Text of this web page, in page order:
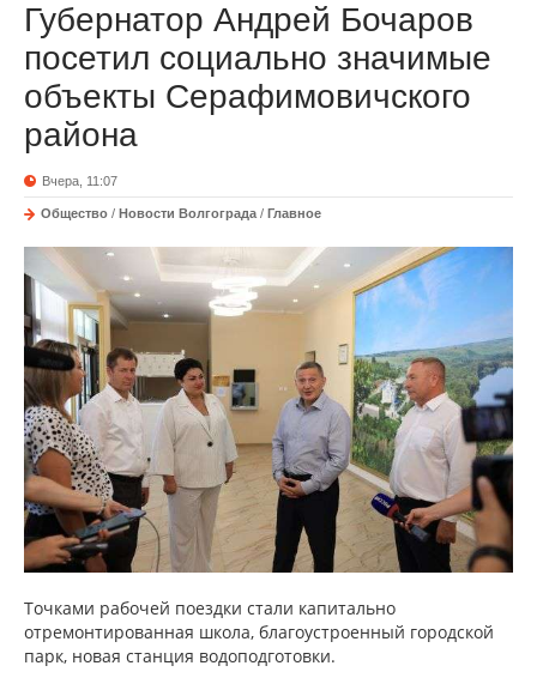
Губернатор Андрей Бочаров
посетил социально значимые
объекты Серафимовичского
района
Вчера, 11:07
Общество / Новости Волгограда / Главное
Точками рабочей поездки стали капитально
отремонтированная школа, благоустроенный городской
парк, новая станция водоподготовки.